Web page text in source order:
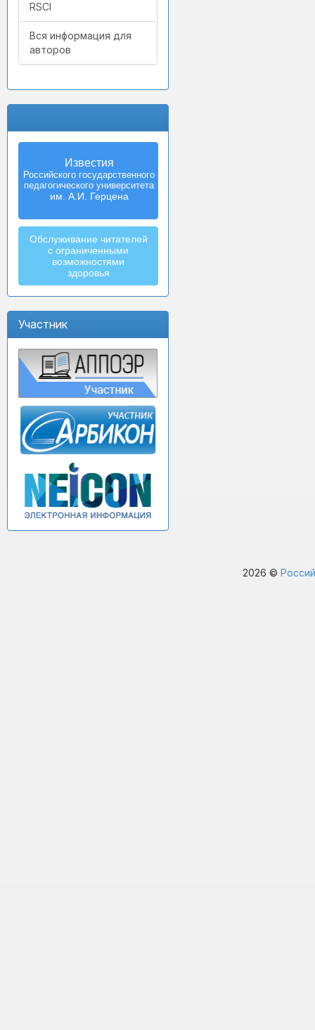
RSCI
Вся информация для
авторов
Известия
Российского государственного
педагогического университета
им. А.И. Герцена
Обслуживание читателей
с ограниченными
возможностями
здоровья
Участник
2026 ©